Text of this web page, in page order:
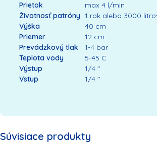
Prietok
max 4 l/min
Životnosť patróny 1 rok alebo 3000
Výška
40 cm
Priemer
12 cm
Prevádzkový tlak
1-4 bar
Teplota vody
5-45 C
Výstup
1/4 "
Vstup
1/4 "
Súvisiace produkty